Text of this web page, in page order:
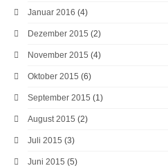
Januar 2016 (4)
Dezember 2015 (2)
November 2015 (4)
Oktober 2015 (6)
September 2015 (1)
August 2015 (2)
Juli 2015 (3)
Juni 2015 (5)